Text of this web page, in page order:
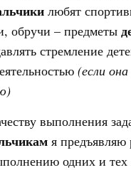
любят
обручи – предметы
стремление
(если
выполнения
я предъявляю
одних и